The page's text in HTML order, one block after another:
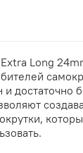
Long
достаточно